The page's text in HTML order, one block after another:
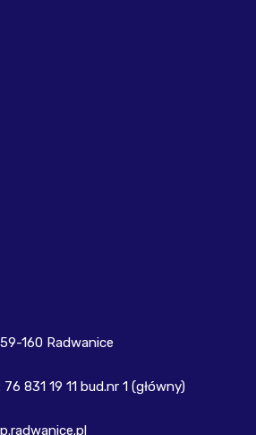
160 Radwanice
831 19 11 bud.nr 1 (główny)